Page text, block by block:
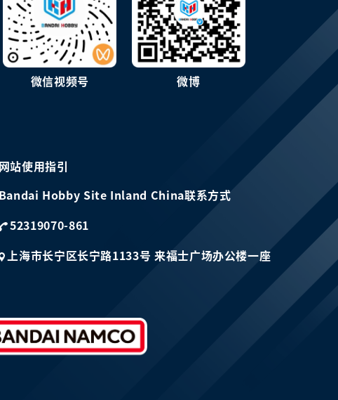
微信视频号 微博
网站使用指引
Bandai Hobby Site Inland China联系方式
52319070-861
上海市长宁区长宁路1133号 来福士广场办公楼一座